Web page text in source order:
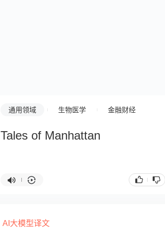
通用领域 生物医学 金融财经
Tales of Manhattan
AI大模型译文